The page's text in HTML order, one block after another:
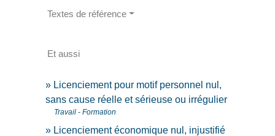
Textes de référence
Et aussi
Licenciement pour motif personnel nul,
sans cause réelle et sérieuse ou irrégulier
Travail - Formation
Licenciement économique nul, injustifié